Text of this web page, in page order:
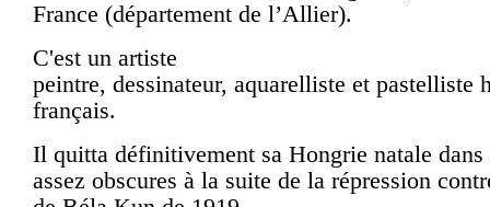
France (département de l’Allier).
C'est un artiste
peintre, dessinateur, aquarelliste et pastelliste
français.
Il quitta définitivement sa Hongrie natale dans
assez obscures à la suite de la répression